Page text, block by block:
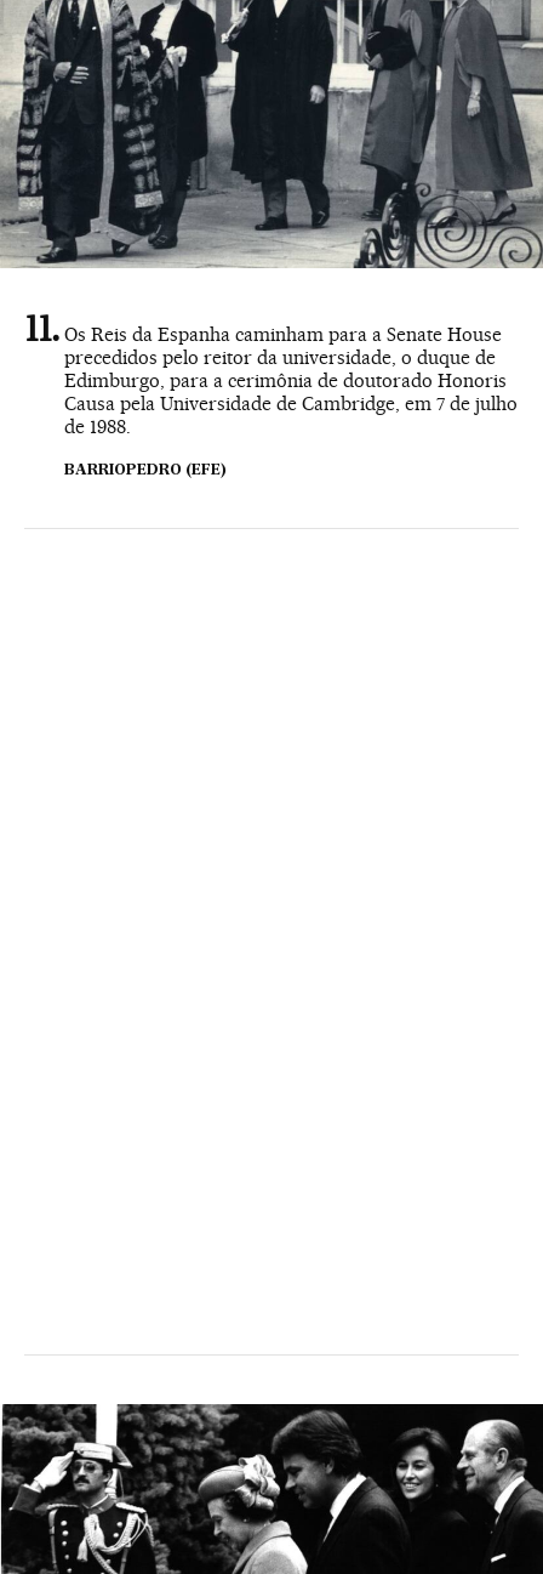
Os Reis da Espanha caminham para a Senate House
precedidos pelo reitor da universidade, o duque de
Edimburgo, para a cerimônia de doutorado Honoris
Causa pela Universidade de Cambridge, em 7 de julho
de 1988.
BARRIOPEDRO (EFE)